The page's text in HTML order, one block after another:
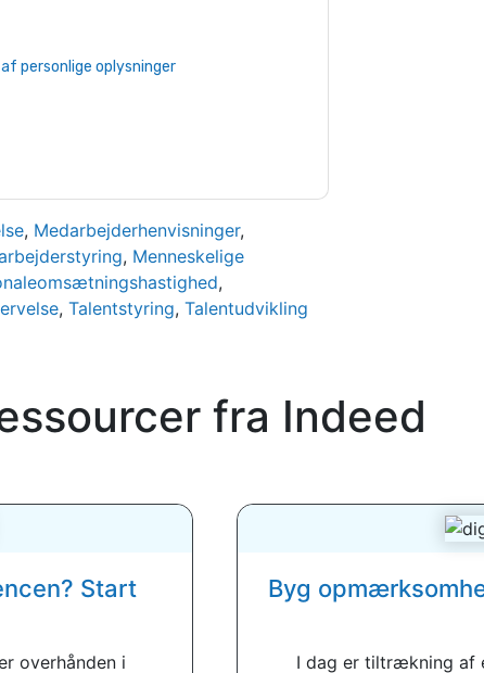
personlige oplysninger. Hvis du har
, Medarbejderhenvisninger,
, Menneskelige
,
, Talentstyring, Talentudvikling
fra Indeed
Start
overhånden i
Byg
I dag er tiltrækning af